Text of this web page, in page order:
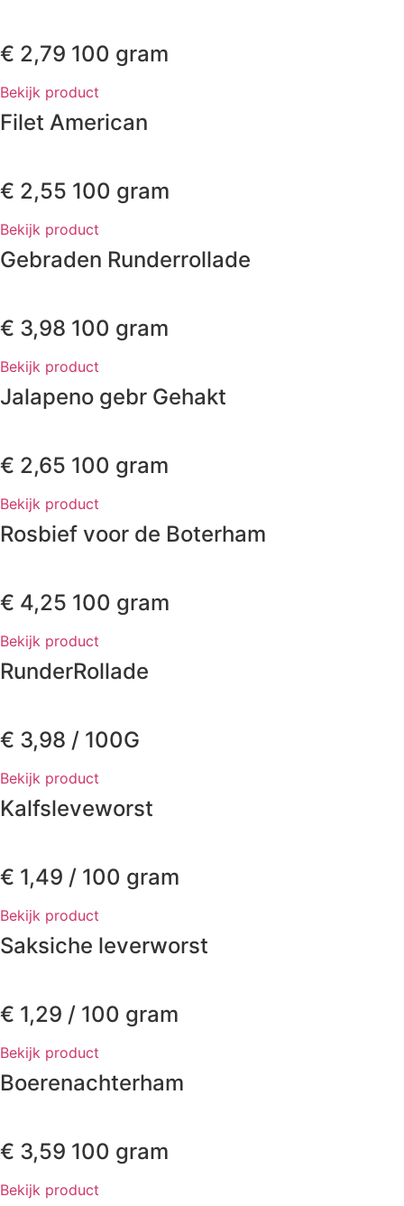
€ 2,79 100 gram
Bekijk product
Filet American
€ 2,55 100 gram
Bekijk product
Gebraden Runderrollade
€ 3,98 100 gram
Bekijk product
Jalapeno gebr Gehakt
€ 2,65 100 gram
Bekijk product
Rosbief voor de Boterham
€ 4,25 100 gram
Bekijk product
RunderRollade
€ 3,98 / 100G
Bekijk product
Kalfsleveworst
€ 1,49 / 100 gram
Bekijk product
Saksiche leverworst
€ 1,29 / 100 gram
Bekijk product
Boerenachterham
€ 3,59 100 gram
Bekijk product